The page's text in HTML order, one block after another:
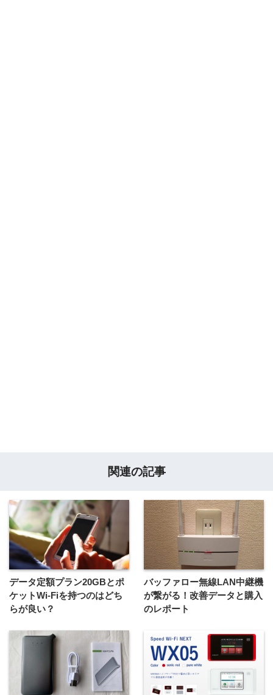
関連の記事
データ定額プラン20GBとポ
ケットWi-Fiを持つのはどち
らが良い？
バッファロー無線LAN中継機
が繋がる！改善データと購入
のレポート